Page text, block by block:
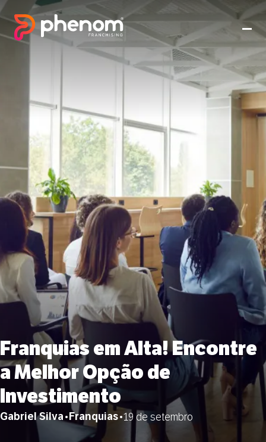
Franquias em Alta! Encontre
a Melhor Opção de
Investimento
Gabriel Silva•Franquias•19 de setembro